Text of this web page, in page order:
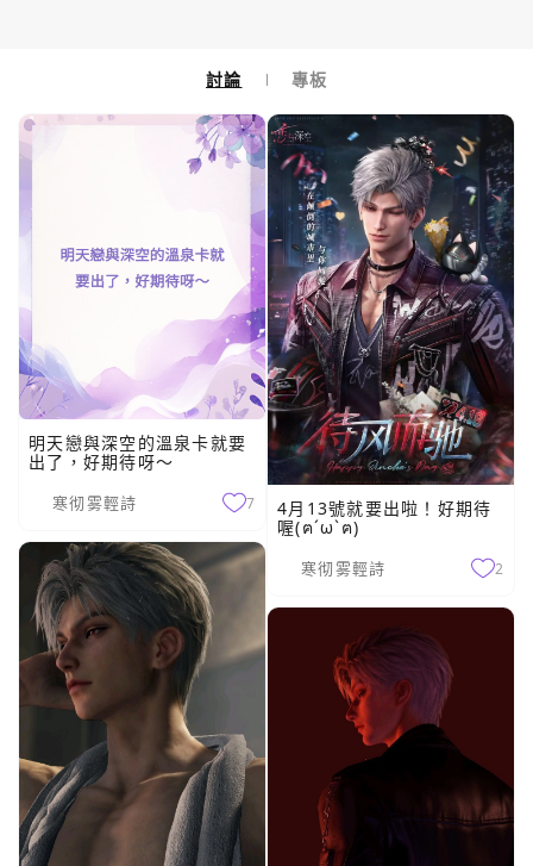
討論 專板
明天戀與深空的溫泉卡就要
出了，好期待呀～
寒彻雾輕詩 7
4月13號就要出啦！好期待
喔(ฅ´ω`ฅ)
寒彻雾輕詩 2